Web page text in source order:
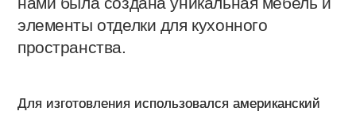
элементы отделки для кухонного
пространства.
Для изготовления использовался американский